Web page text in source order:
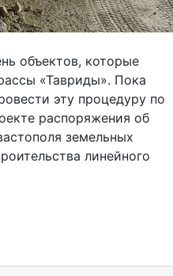
объектов, которые
«Тавриды». Пока
эту процедуру по
распоряжения об
земельных
линейного